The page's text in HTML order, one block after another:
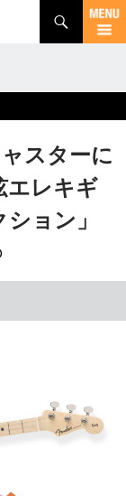
スターに
レキギ
ョン」